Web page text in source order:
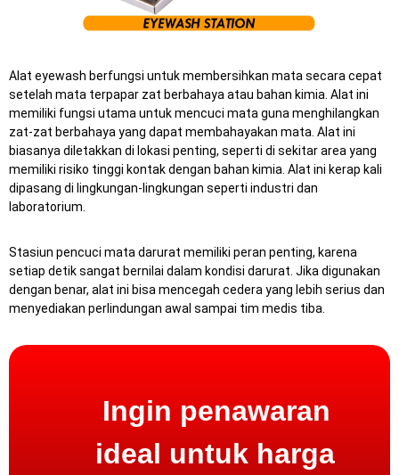
Alat eyewash berfungsi untuk membersihkan mata secara cepat
setelah mata terpapar zat berbahaya atau bahan kimia. Alat ini
memiliki fungsi utama untuk mencuci mata guna menghilangkan
zat-zat berbahaya yang dapat membahayakan mata. Alat ini
biasanya diletakkan di lokasi penting, seperti di sekitar area yang
memiliki risiko tinggi kontak dengan bahan kimia. Alat ini kerap kali
dipasang di lingkungan-lingkungan seperti industri dan
laboratorium.
Stasiun pencuci mata darurat memiliki peran penting, karena
setiap detik sangat bernilai dalam kondisi darurat. Jika digunakan
dengan benar, alat ini bisa mencegah cedera yang lebih serius dan
menyediakan perlindungan awal sampai tim medis tiba.
Ingin penawaran
ideal untuk harga